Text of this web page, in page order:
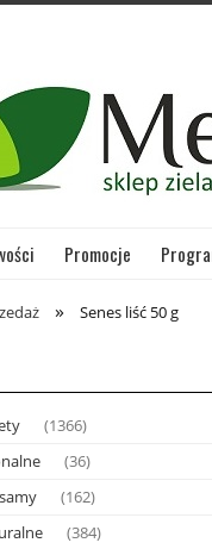
Promocje
» Senes liść 50 g
(1366)
(36)
(162)
(384)